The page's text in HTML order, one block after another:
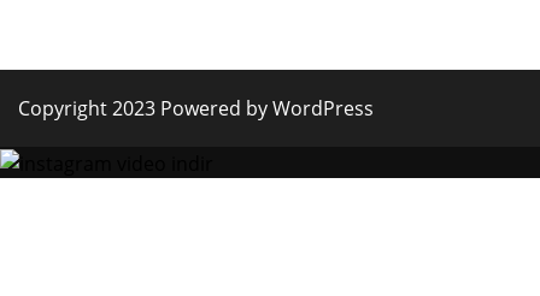
Copyright 2023 Powered by WordPress